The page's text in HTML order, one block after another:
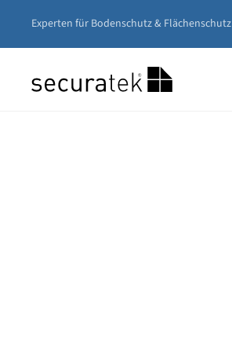
Zum
springen
Experten für Bodenschutz & Flächenschutz